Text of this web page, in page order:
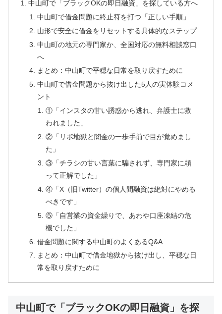
中山町で「ブラックOKの即日融資」を探している方へ
中山町で借金問題に終止符を打つ「正しい手順」
山形で安全に借金をリセットする具体的なステップ
中山町の地元の専門家か、全国対応の無料相談窓口
へ
まとめ：中山町で平穏な日常を取り戻すために
中山町で借金問題から抜け出した5人の実体験コメ
ント
①「インスタの甘い誘惑から逃れ、弁護士に救
われました」
②「リボ地獄と闇金の一歩手前で目が覚めまし
た」
③「チラシの甘い言葉に騙されず、専門家に頼
って正解でした」
④「X（旧Twitter）の個人間融資は絶対にやめる
べきです」
⑤「自営業の資金繰りで、あわや口座凍結の危
機でした」
借金問題に関する中山町のよくあるQ&A
まとめ：中山町で借金地獄から抜け出し、平穏な日
常を取り戻すために
中山町で「ブラックOKの即日融資」を探